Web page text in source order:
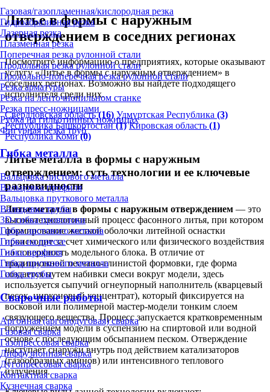
Газовая/газопламенная/кислородная резка
Гидроабразивная резка
Лазерная резка
Плазменная резка
Поперечная резка рулонной стали
Продольная резка рулонной стали
Продольно-поперечная резка рулонной стали
Резка арматуры
Резка на ленточнопильном станке
Резка пресс-ножницами
Рубка на гильотинных ножницах
Фигурная резка труб
Гибка металла
Вальцовка листового металла
Вальцовка профиля
Вальцовка пруткового металла
Вальцовка трубы
3D-гибка проволоки
Гибка листового металла
Гибка на прессе
Гибка профиля
Гибка пруткового металла
Гибка трубы
Сварочные работы
Аргонная (аргонодуговая) сварка
Газовая сварка
Газопрессовая сварка
Диффузионная сварка
Дугопрессовая сварка
Контактная сварка
Кузнечная сварка
Литье в формы с наружным
отверждением в соседних регионах
Посмотрите информацию о предприятиях, которые оказывают
услугу «Литье в формы с наружным отверждением» в
соседних регионах. Возможно вы найдете подходящего
исполнителя среди них.
Свердловская область(16) Удмуртская Республика (3)
Республика Башкортостан(1) Кировская область (1)
Республика Коми(0)
Литье металла в формы с наружным
отверждением: суть технологии и ее ключевые
разновидности
Литье металла в формы с наружным отверждением — это
высокотехнологичный процесс фасонного литья, при котором
формирование жесткой оболочки литейной оснастки
происходит за счет химического или физического воздействия
на поверхность модельного блока. В отличие от
традиционной песчано-глинистой формовки, где форма
создается путем набивки смеси вокруг модели, здесь
используется сыпучий огнеупорный наполнитель (кварцевый
песок, цирконовый концентрат), который фиксируется на
восковой или полимерной мастер-модели тонким слоем
связующего вещества. Процесс запускается кратковременным
погружением модели в суспензию на спиртовой или водной
основе с последующим обсыпанием песком. Отверждение
наступает снаружи внутрь под действием катализаторов
(газообразных аминов) или интенсивного теплового
излучения.